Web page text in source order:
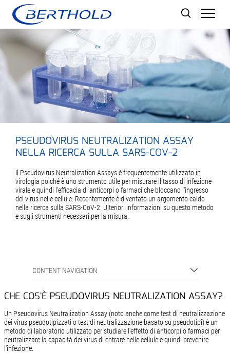
PSEUDOVIRUS NEUTRALIZATION ASSAY
NELLA RICERCA SULLA SARS-COV-2
Il Pseudovirus Neutralization Assays è frequentemente utilizzato in
virologia poiché è uno strumento utile per misurare il tasso di infezione
virale e quindi l'efficacia di anticorpi o farmaci che bloccano l'ingresso
del virus nelle cellule. Recentemente è diventato un argomento caldo
nella ricerca sulla SARS-CoV-2. Ulteriori informazioni su questo metodo
e sugli strumenti necessari per la misura.
CONTENT NAVIGATION
CHE COS'È PSEUDOVIRUS NEUTRALIZATION ASSAY?
Un Pseudovirus Neutralization Assay (noto anche come test di neutralizzazione
dei virus pseudotipizzati o test di neutralizzazione basato su pseudotipi) è un
metodo di laboratorio utilizzato per studiare l'effetto di anticorpi o farmaci per
neutralizzare la capacità dei virus di entrare nelle cellule e quindi prevenire
l'infezione.